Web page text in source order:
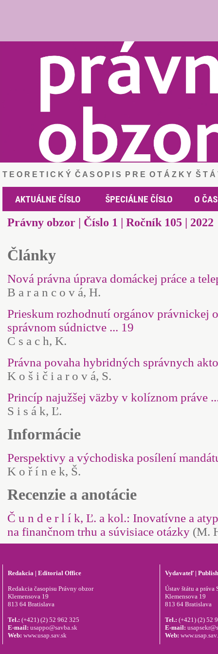
T E O R E T I C K Ý Č A S O P I S P R E O T Á Z K Y Š T
AKTUÁLNE ČÍSLO ŠPECIÁLNE ČÍSLO O
Právny obzor | Číslo 1 | Ročník 105 | 2022
Články
Nová právna úprava domáckej práce a
B a r a n c o v á, H.
Prieskum rozhodnutí orgánov právnickej
správnom súdnictve ... 19
C s a c h, K.
Právna povaha hybridných správnych
K o š i č i a r o v á, S.
Princíp najužšej väzby v kolíznom práve
S i s á k, Ľ.
Informácie
Perspektivy a východiska posílení
K o ř í n e k, Š.
Recenzie a anotácie
Č u n d e r l í k, Ľ. a kol.: Inovatívne a
na finančnom trhu a súvisiace otázky (M.
Redakcia | Editorial Office
Redakcia časopisu Právny obzor
Klemensova 19
813 64 Bratislava
Tel.: (+421) (2) 52 962 325
E-mail: usappo@savba.sk
Web: www.usap.sav.sk
Vydavateľ |
Ústav štátu a práva
Klemensova 19
813 64 Bratislava
Tel.: (+421) (2) 52
E-mail:
Web: